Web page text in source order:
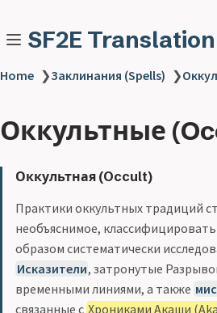
SF2E Translation
Home ❯Заклинания (Spells) ❯
Оккультные
Оккультная (Occult)
Практики оккультных традиций
необъяснимое,
образом систематически
Исказители, затронутые
временными линиями, а также
связанные с Хрониками Акаши